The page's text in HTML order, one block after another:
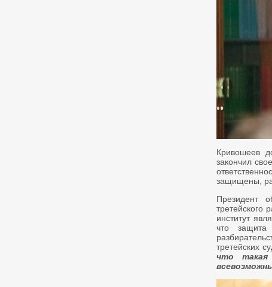
Кривошеев
закончил
защищены,
Президент
третейского
институт
что защита
третейских
что такая